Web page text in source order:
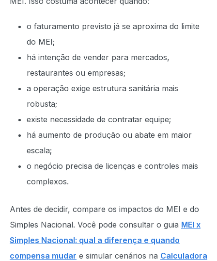
o faturamento previsto já se aproxima do limite
do MEI;
há intenção de vender para mercados,
restaurantes ou empresas;
a operação exige estrutura sanitária mais
robusta;
existe necessidade de contratar equipe;
há aumento de produção ou abate em maior
escala;
o negócio precisa de licenças e controles mais
complexos.
Antes de decidir, compare os impactos do MEI e do
Simples Nacional. Você pode consultar o guia MEI x
Simples Nacional: qual a diferença e quando
compensa mudar e simular cenários na Calculadora